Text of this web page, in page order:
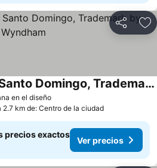
Compartir
en el diseño
Gran Hotel Europa Santo Domingo, Trademark by Wyndham
2.7 km de: Centro de la ciudad
precios exactos
Ver precios